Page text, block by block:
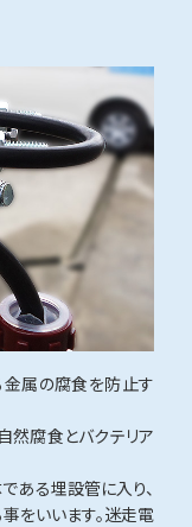
属の腐食を防止す
然腐食とバクテリア
ある埋設管に入り、
をいいます。迷走電